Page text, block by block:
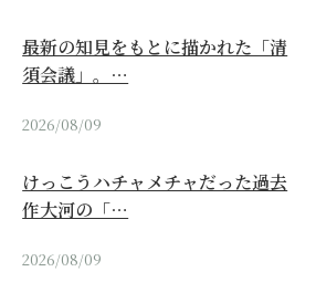
最新の知見をもとに描かれた「清
須会議」。…
2026/08/09
けっこうハチャメチャだった過去
作大河の「…
2026/08/09